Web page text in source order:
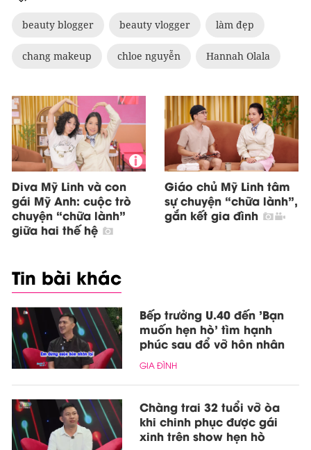
beauty blogger beauty vlogger làm đẹp
chang makeup chloe nguyễn Hannah Olala
Diva Mỹ Linh và con
gái Mỹ Anh: cuộc trò
chuyện “chữa lành”
giữa hai thế hệ
Giáo chủ Mỹ Linh tâm
sự chuyện “chữa lành”,
gắn kết gia đình
Tin bài khác
Bếp trưởng U.40 đến 'Bạn
muốn hẹn hò' tìm hạnh
phúc sau đổ vỡ hôn nhân
GIA ĐÌNH
Chàng trai 32 tuổi vỡ òa
khi chinh phục được gái
xinh trên show hẹn hò